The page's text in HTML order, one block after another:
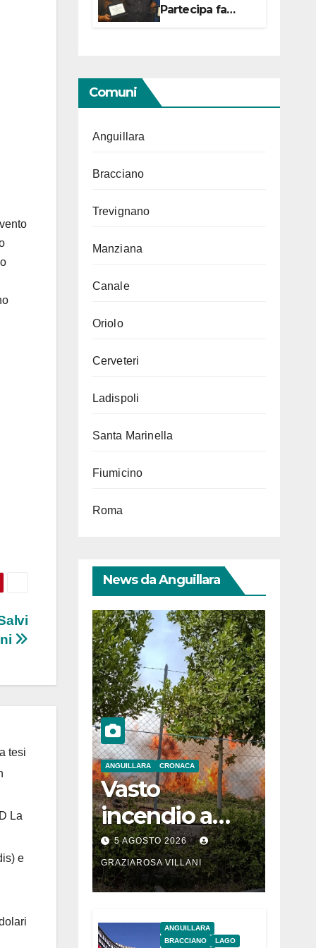
tesi
La
e
Partecipa fa
centro con due
Comuni
Anguillara
Bracciano
Trevignano
Manziana
Canale
Oriolo
Cerveteri
Ladispoli
Santa Marinella
Fiumicino
Roma
News da Anguillara
ANGUILLARA CRONACA
Vasto
incendio a
Martignano
5 AGOSTO 2026
GRAZIAROSA VILLANI
ANGUILLARA
BRACCIANO
LAGO